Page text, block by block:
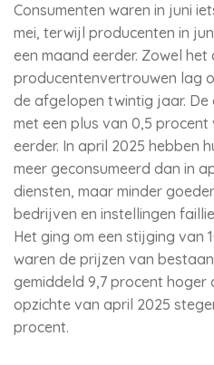
Consumenten waren in juni
mei, terwijl producenten in
een maand eerder. Zowel
producentenvertrouwen lag
de afgelopen twintig jaar.
met een plus van 0,5
eerder. In april 2025 hebben
meer geconsumeerd dan in
diensten, maar minder
bedrijven en instellingen
Het ging om een stijging van
waren de prijzen van
gemiddeld 9,7 procent hoger
opzichte van april 2025
procent.